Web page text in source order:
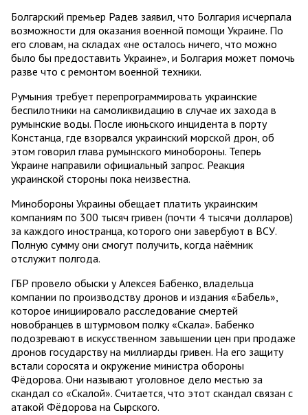
Болгарский премьер Радев заявил, что Болгария исчерпала
возможности для оказания военной помощи Украине. По
его словам, на складах «не осталось ничего, что можно
было бы предоставить Украине», и Болгария может помочь
разве что с ремонтом военной техники.
Румыния требует перепрограммировать украинские
беспилотники на самоликвидацию в случае их захода в
румынские воды. После июньского инцидента в порту
Констанца, где взорвался украинский морской дрон, об
этом говорил глава румынского минобороны. Теперь
Украине направили официальный запрос. Реакция
украинской стороны пока неизвестна.
Минобороны Украины обещает платить украинским
компаниям по 300 тысяч гривен (почти 4 тысячи долларов)
за каждого иностранца, которого они завербуют в ВСУ.
Полную сумму они смогут получить, когда наёмник
отслужит полгода.
ГБР провело обыски у Алексея Бабенко, владельца
компании по производству дронов и издания «Бабель»,
которое инициировало расследование смертей
новобранцев в штурмовом полку «Скала». Бабенко
подозревают в искусственном завышении цен при продаже
дронов государству на миллиарды гривен. На его защиту
встали соросята и окружение министра обороны
Фёдорова. Они называют уголовное дело местью за
скандал со «Скалой». Считается, что этот скандал связан с
атакой Фёдорова на Сырского.